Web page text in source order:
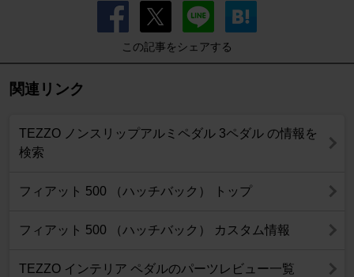
この記事をシェアする
関連リンク
TEZZO ノンスリップアルミペダル 3ペダル の情報を
検索
フィアット 500 （ハッチバック） トップ
フィアット 500 （ハッチバック） カスタム情報
TEZZO インテリア ペダルのパーツレビュー一覧